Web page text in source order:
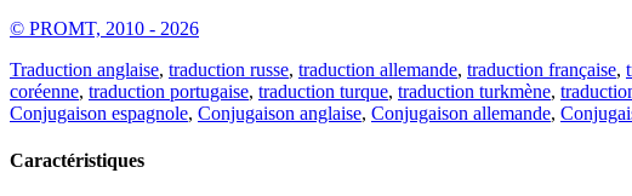
© PROMT, 2010 - 2026
Traduction anglaise, traduction russe, traduction allemande, traduction française,
coréenne, traduction portugaise, traduction turque, traduction turkmène,
Conjugaison espagnole, Conjugaison anglaise, Conjugaison allemande,
Caractéristiques